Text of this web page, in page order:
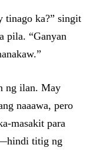
tinago ka?” singit
pila. “Ganyan
ng ilan. May
naaawa, pero
masakit para
titig ng